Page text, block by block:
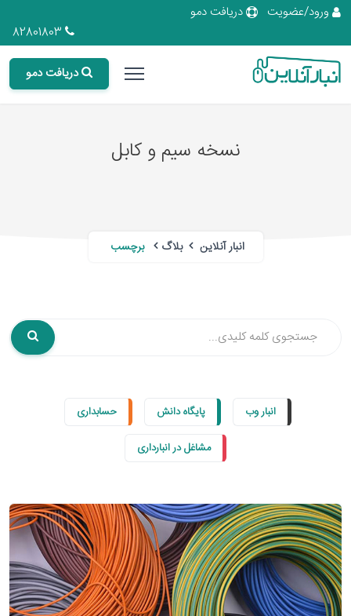
ورود/عضویت
دریافت دمو
دریافت دمو
نسخه سیم و کابل
انبار آنلاین بلاگ برچسب
انبار وب پایگاه دانش حسابداری
مشاغل در انبارداری